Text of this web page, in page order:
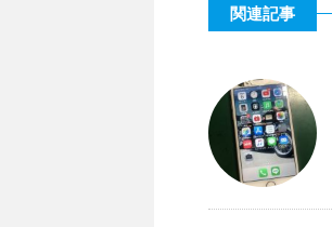
関連記事